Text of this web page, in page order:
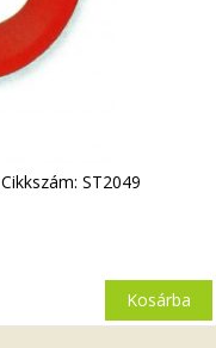
Cikkszám: ST2049
Kosárba